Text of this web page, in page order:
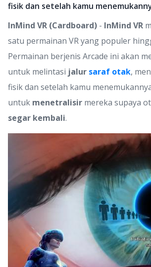
fisik dan setelah kamu
InMind VR (Cardboard) - InMind VR
satu permainan VR yang populer
Permainan berjenis Arcade ini akan
untuk melintasi jalur saraf otak,
fisik dan setelah kamu
untuk menetralisir mereka supaya
segar kembali.